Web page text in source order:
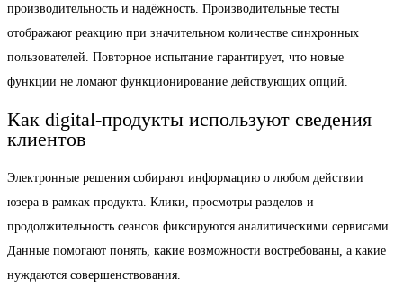
производительность и надёжность. Производительные тесты
отображают реакцию при значительном количестве синхронных
пользователей. Повторное испытание гарантирует, что новые
функции не ломают функционирование действующих опций.
Как digital-продукты используют сведения
клиентов
Электронные решения собирают информацию о любом действии
юзера в рамках продукта. Клики, просмотры разделов и
продолжительность сеансов фиксируются аналитическими сервисами.
Данные помогают понять, какие возможности востребованы, а какие
нуждаются совершенствования.